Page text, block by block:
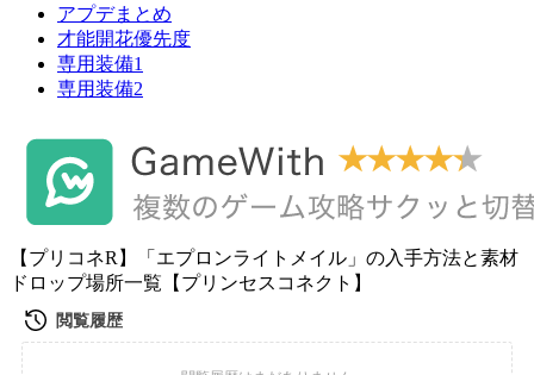
アプデまとめ
才能開花優先度
専用装備1
専用装備2
【プリコネR】「エプロンライトメイル」の入手方法と素材
ドロップ場所一覧【プリンセスコネクト】